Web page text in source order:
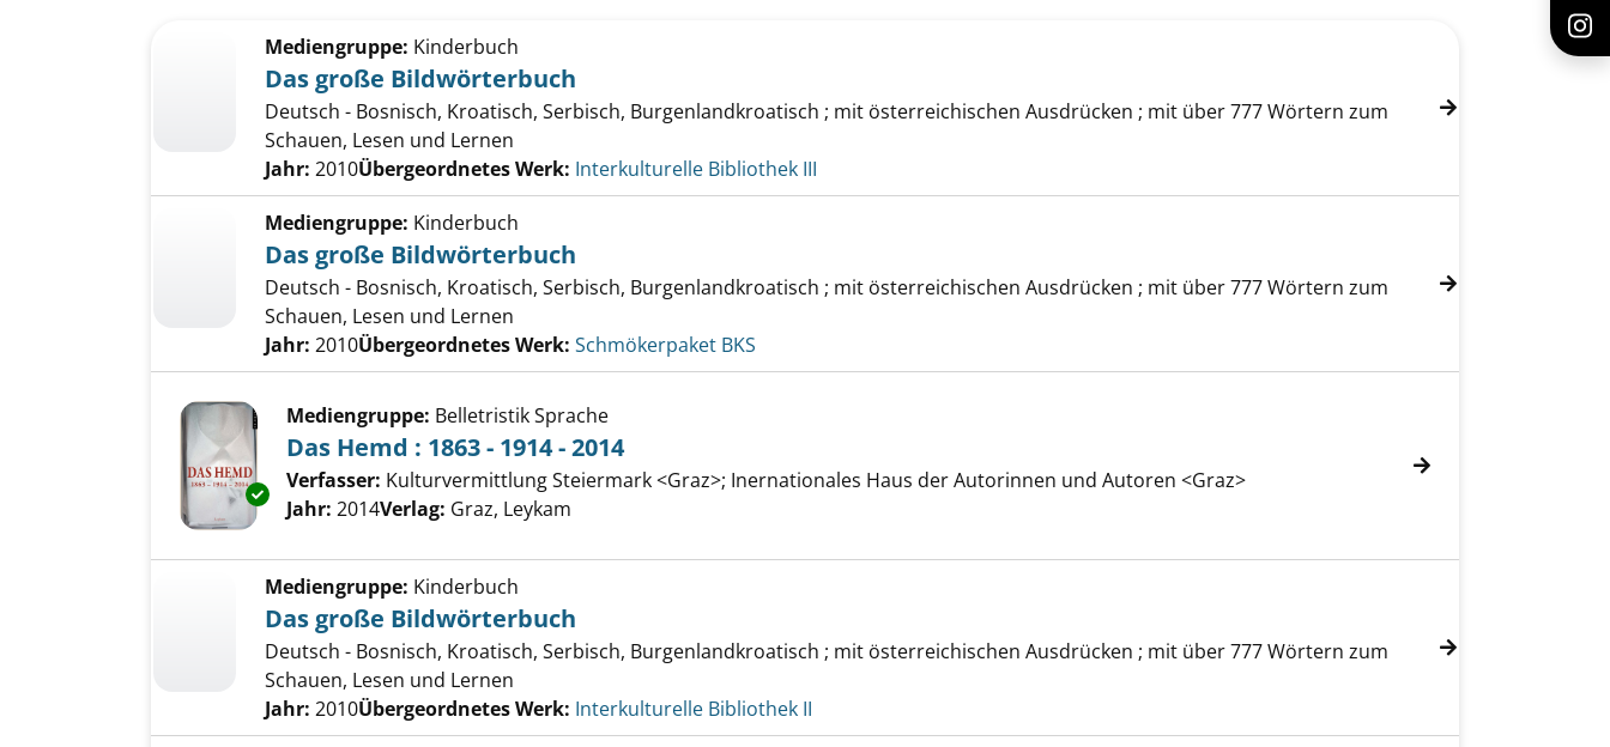
Zu den Suchfiltern springen
Mediengruppe: Kinderbuch
Das große Bildwörterbuch
Deutsch - Bosnisch, Kroatisch, Serbisch, Burgenlandkroatisch ; mit österreichischen Ausdrücken ; mit über 777 Wörtern zum
Schauen, Lesen und Lernen
Jahr: 2010Übergeordnetes Werk: Interkulturelle Bibliothek III
Mediengruppe: Kinderbuch
Das große Bildwörterbuch
Deutsch - Bosnisch, Kroatisch, Serbisch, Burgenlandkroatisch ; mit österreichischen Ausdrücken ; mit über 777 Wörtern zum
Schauen, Lesen und Lernen
Jahr: 2010Übergeordnetes Werk: Schmökerpaket BKS
Exemplar-Details von Das Hemd : 1863 - 1914 - 2014 anzeigen
Mediengruppe: Belletristik Sprache
Das Hemd : 1863 - 1914 - 2014
Verfasser: Kulturvermittlung Steiermark <Graz>; Inernationales Haus der Autorinnen und Autoren <Graz> Suche nach diesem Verfasser
Jahr: 2014Verlag: Graz, Leykam
Mediengruppe: Kinderbuch
Das große Bildwörterbuch
Deutsch - Bosnisch, Kroatisch, Serbisch, Burgenlandkroatisch ; mit österreichischen Ausdrücken ; mit über 777 Wörtern zum
Schauen, Lesen und Lernen
Jahr: 2010Übergeordnetes Werk: Interkulturelle Bibliothek II